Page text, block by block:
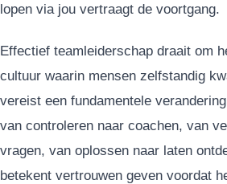
lopen via jou vertraagt de voortgang.
Effectief teamleiderschap draait om
cultuur waarin mensen zelfstandig
vereist een fundamentele
van controleren naar coachen, van
vragen, van oplossen naar laten
betekent vertrouwen geven voordat